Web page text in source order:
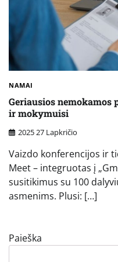
NAMAI
Geriausios
ir mokymuisi
2025 27 Lapkričio
Vaizdo konferencijos ir
Meet – integruotas į
susitikimus su 100
asmenims. Plusi: […]
Paieška